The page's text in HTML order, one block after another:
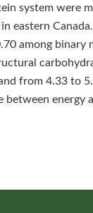
system were
eastern
among binary
from 4.33 to
energy